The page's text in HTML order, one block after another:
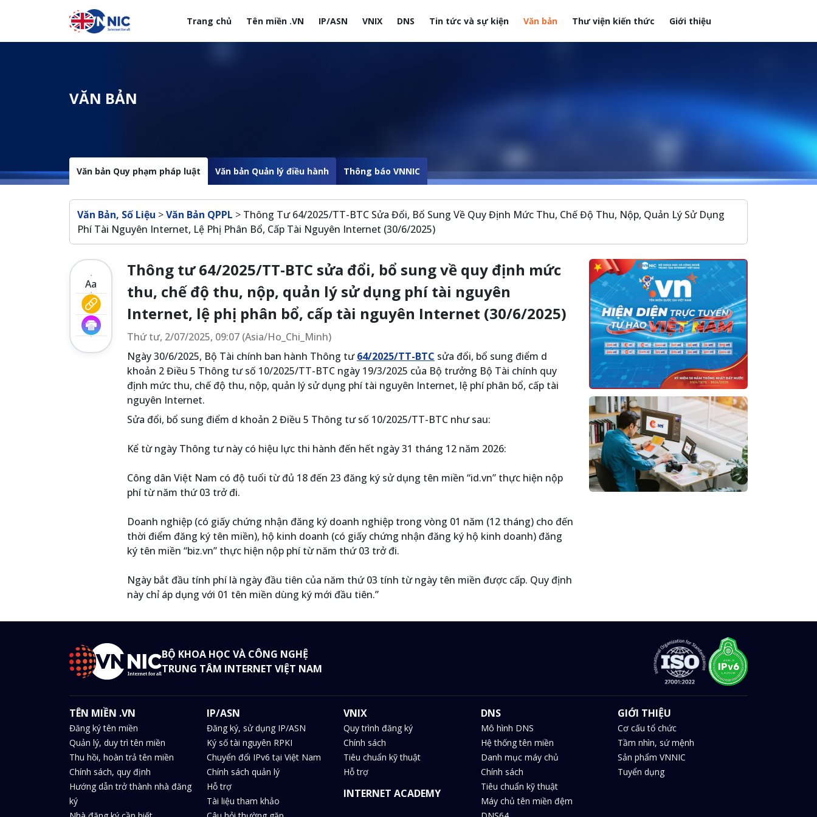
Nhảy đến nội dung
Trang chủ Tên miền .VN IP/ASN VNIX DNS Tin tức và sự kiện Văn bản Thư viện kiến thức Giới thiệu
Menuheader của website
VĂN BẢN
Văn bản Quy phạm pháp luật Văn bản Quản lý điều hành Thông báo VNNIC
Breadcrumb
Văn Bản, Số Liệu >Văn Bản QPPL > Thông Tư 64/2025/TT-BTC Sửa Đổi, Bổ Sung Về Quy Định Mức Thu, Chế Độ Thu, Nộp, Quản Lý Sử Dụng
Phí Tài Nguyên Internet, Lệ Phị Phân Bổ, Cấp Tài Nguyên Internet (30/6/2025)
Aa
Thông tư 64/2025/TT-BTC sửa đổi, bổ sung về quy định mức
thu, chế độ thu, nộp, quản lý sử dụng phí tài nguyên
Internet, lệ phị phân bổ, cấp tài nguyên Internet (30/6/2025)
Thứ tư, 2/07/2025, 09:07 (Asia/Ho_Chi_Minh)
Ngày 30/6/2025, Bộ Tài chính ban hành Thông tư64/2025/TT-BTC sửa đổi, bổ sung điểm d
khoản 2 Điều 5 Thông tư số 10/2025/TT-BTC ngày 19/3/2025 của Bộ trưởng Bộ Tài chính quy
định mức thu, chế độ thu, nộp, quản lý sử dụng phí tài nguyên Internet, lệ phí phân bổ, cấp tài
nguyên Internet.
Sửa đổi, bổ sung điểm d khoản 2 Điều 5 Thông tư số 10/2025/TT-BTC như sau:
Kể từ ngày Thông tư này có hiệu lực thi hành đến hết ngày 31 tháng 12 năm 2026:
Công dân Việt Nam có độ tuổi từ đủ 18 đến 23 đăng ký sử dụng tên miền “id.vn” thực hiện nộp
phí từ năm thứ 03 trở đi.
Doanh nghiệp (có giấy chứng nhận đăng ký doanh nghiệp trong vòng 01 năm (12 tháng) cho đến
thời điểm đăng ký tên miền), hộ kinh doanh (có giấy chứng nhận đăng ký hộ kinh doanh) đăng
ký tên miền “biz.vn” thực hiện nộp phí từ năm thứ 03 trở đi.
Ngày bắt đầu tính phí là ngày đầu tiên của năm thứ 03 tính từ ngày tên miền được cấp. Quy định
này chỉ áp dụng với 01 tên miền dùng ký mới đầu tiên.”
BỘ KHOA HỌC VÀ CÔNG NGHỆ
TRUNG TÂM INTERNET VIỆT NAM
TÊN MIỀN .VN
Đăng ký tên miền
Quản lý, duy trì tên miền
Thu hồi, hoàn trả tên miền
Chính sách, quy định
Hướng dẫn trở thành nhà đăng
ký
IP/ASN
Đăng ký, sử dụng IP/ASN
Ký số tài nguyên RPKI
Chuyển đổi IPv6 tại Việt Nam
Chính sách quản lý
Hỗ trợ
Tài liệu tham khảo
VNIX
Quy trình đăng ký
Chính sách
Tiêu chuẩn kỹ thuật
Hỗ trợ
INTERNET ACADEMY
DNS
Mô hình DNS
Hệ thống tên miền
Danh mục máy chủ
Chính sách
Tiêu chuẩn kỹ thuật
Máy chủ tên miền đệm
GIỚI THIỆU
Cơ cấu tổ chức
Tầm nhìn, sứ mệnh
Sản phẩm VNNIC
Tuyển dụng